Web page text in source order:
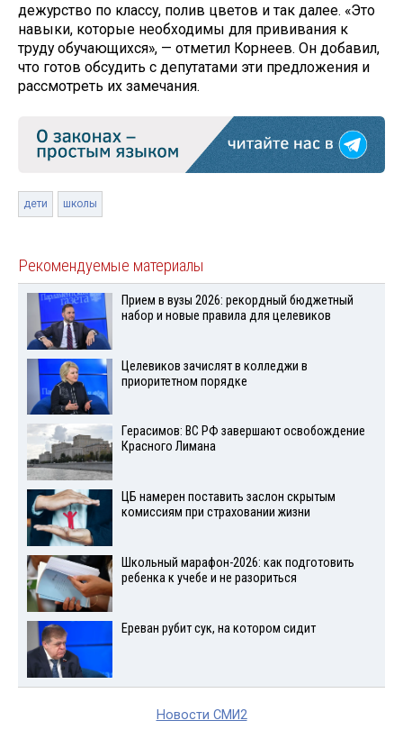
дежурство по классу, полив цветов и так далее. «Это
навыки, которые необходимы для прививания к
труду обучающихся», — отметил Корнеев. Он добавил,
что готов обсудить с депутатами эти предложения и
рассмотреть их замечания.
дети школы
Рекомендуемые материалы
Прием в вузы 2026: рекордный бюджетный
набор и новые правила для целевиков
Целевиков зачислят в колледжи в
приоритетном порядке
Герасимов: ВС РФ завершают освобождение
Красного Лимана
ЦБ намерен поставить заслон скрытым
комиссиям при страховании жизни
Школьный марафон-2026: как подготовить
ребенка к учебе и не разориться
Ереван рубит сук, на котором сидит
Новости СМИ2